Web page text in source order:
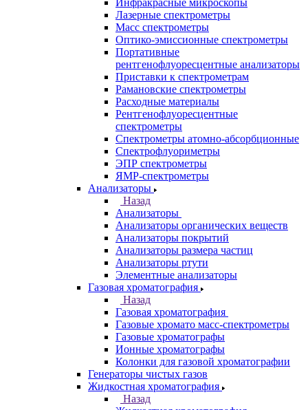
Аналитическое оборудование
Назад
Аналитическое оборудование
Спектрометры
Назад
Спектрометры
Автоматические Дозаторы
Атомно-Эмиссионные спектрометры
ВИД спектрофотометры
Дополнительное оборудование для
ААС
ИК-Фурье спектрометры
Инфракрасные микроскопы
Лазерные спектрометры
Масс спектрометры
Оптико-эмиссионные спектрометры
Портативные
рентгенофлуоресцентные анализаторы
Приставки к спектрометрам
Рамановские спектрометры
Расходные материалы
Рентгенофлуоресцентные
спектрометры
Спектрометры атомно-абсорбционные
Спектрофлуориметры
ЭПР спектрометры
ЯМР-спектрометры
Анализаторы
Назад
Анализаторы
Анализаторы органических веществ
Анализаторы покрытий
Анализаторы размера частиц